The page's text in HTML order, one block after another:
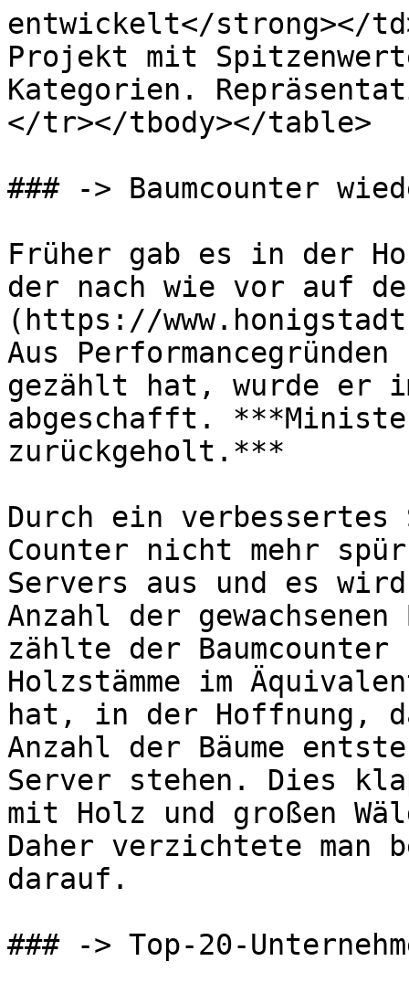
entwickelt</strong></
Projekt mit
Kategorien.
</tr></tbody></table>
### -> Baumcounter
Früher gab es in der
der nach wie vor auf
(https://
Aus
gezählt hat, wurde er
abgeschafft.
zurückgeholt.***
Durch ein
Counter nicht mehr
Servers aus und es
Anzahl der
zählte der
Holzstämme im
hat, in der Hoffnung,
Anzahl der Bäume
Server stehen. Dies
mit Holz und großen
Daher verzichtete man
darauf.
### -> Top-20-